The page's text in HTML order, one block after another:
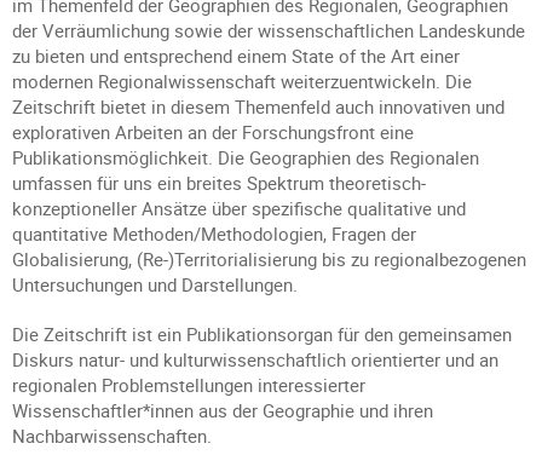
im Themenfeld der Geographien des Regionalen, Geographien
der Verräumlichung sowie der wissenschaftlichen Landeskunde
zu bieten und entsprechend einem State of the Art einer
modernen Regionalwissenschaft weiterzuentwickeln. Die
Zeitschrift bietet in diesem Themenfeld auch innovativen und
explorativen Arbeiten an der Forschungsfront eine
Publikationsmöglichkeit. Die Geographien des Regionalen
umfassen für uns ein breites Spektrum theoretisch-
konzeptioneller Ansätze über spezifische qualitative und
quantitative Methoden/Methodologien, Fragen der
Globalisierung, (Re-)Territorialisierung bis zu regionalbezogenen
Untersuchungen und Darstellungen.
Die Zeitschrift ist ein Publikationsorgan für den gemeinsamen
Diskurs natur- und kulturwissenschaftlich orientierter und an
regionalen Problemstellungen interessierter
Wissenschaftler*innen aus der Geographie und ihren
Nachbarwissenschaften.